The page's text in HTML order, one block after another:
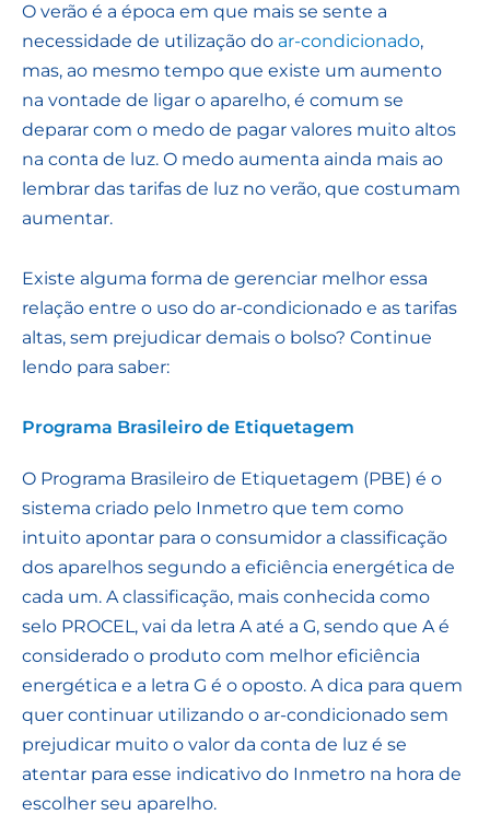
O verão é a época em que mais se sente a
necessidade de utilização do ar-condicionado,
mas, ao mesmo tempo que existe um aumento
na vontade de ligar o aparelho, é comum se
deparar com o medo de pagar valores muito altos
na conta de luz. O medo aumenta ainda mais ao
lembrar das tarifas de luz no verão, que costumam
aumentar.
Existe alguma forma de gerenciar melhor essa
relação entre o uso do ar-condicionado e as tarifas
altas, sem prejudicar demais o bolso? Continue
lendo para saber:
Programa Brasileiro de Etiquetagem
O Programa Brasileiro de Etiquetagem (PBE) é o
sistema criado pelo Inmetro que tem como
intuito apontar para o consumidor a classificação
dos aparelhos segundo a eficiência energética de
cada um. A classificação, mais conhecida como
selo PROCEL, vai da letra A até a G, sendo que A é
considerado o produto com melhor eficiência
energética e a letra G é o oposto. A dica para quem
quer continuar utilizando o ar-condicionado sem
prejudicar muito o valor da conta de luz é se
atentar para esse indicativo do Inmetro na hora de
escolher seu aparelho.